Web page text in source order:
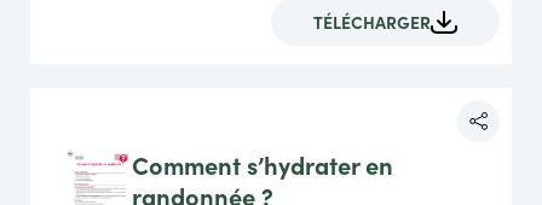
TÉLÉCHARGER
Comment s’hydrater en
randonnée ?